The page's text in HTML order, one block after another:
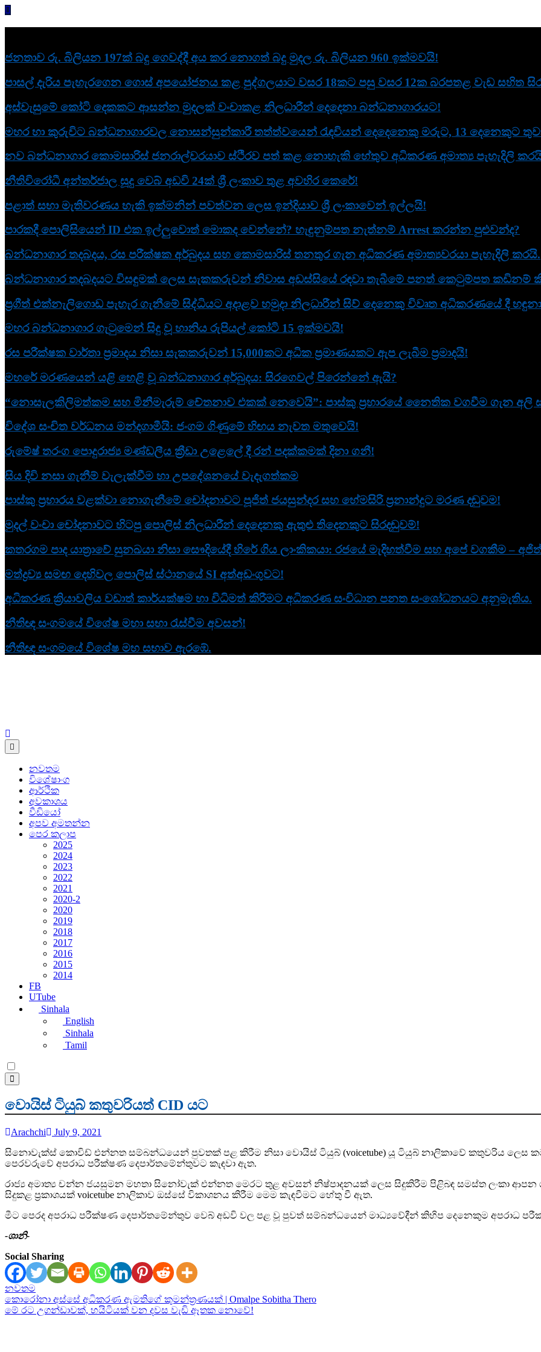
Skip
ජනතාව රු. බිලියන 197ක් බදු ගෙවද්දී අය කර නොගත් බදු මුදල රු. බිලියන 960 ඉක්මවයි!
පාසල් දැරිය පැහැරගෙන ගොස් අපයෝජනය කළ පුද්ගලයාට වසර 18කට පසු වසර 12ක බරපතළ වැඩ සහිත
අස්වැසුමේ කෝටි දෙකකට ආසන්න මුදලක් වංචාකළ නිලධාරීන් දෙදෙනා බන්ධනාගාරයට!
මහර හා කුරුවිට බන්ධනාගාරවල නොසන්සුන්කාරී තත්ත්වයෙන් රැඳවියන් දෙදෙනෙකු මරුට, 13 දෙනෙකුට
නව බන්ධනාගාර කොමසාරිස් ජනරාල්වරයාව ස්ථිරව පත් කළ නොහැකි හේතුව අධිකරණ අමාත්‍ය පැහැදිලි
නීතිවිරෝධී අන්තර්ජාල සූදු වෙබ් අඩවි 24ක් ශ්‍රී ලංකාව තුළ අවහිර කෙරේ!
පළාත් සභා මැතිවරණය හැකි ඉක්මනින් පවත්වන ලෙස ඉන්දියාව ශ්‍රී ලංකාවෙන් ඉල්ලයි!
පාරකදී පොලිසියෙන් ID එක ඉල්ලුවොත් මොකද වෙන්නේ? හැඳුනුම්පත නැත්නම් Arrest කරන්න පුළුවන්ද?
බන්ධනාගාර තදබදය, රස පරීක්ෂක අර්බුදය සහ කොමසාරිස් තනතුර ගැන අධිකරණ අමාත්‍යවරයා පැහැදිලි කරයි.
බන්ධනාගාර තදබදයට විසඳුමක් ලෙස සැකකරුවන් නිවාස අඩස්සියේ රඳවා තැබීමේ පනත් කෙටුම්පත කඩිනම්
ප්‍රගීත් එක්නැලිගොඩ පැහැර ගැනීමේ සිද්ධියට අදාළව හමුදා නිලධාරීන් සිව් දෙනෙකු විවෘත අධි­ක­ර­ණ­යේ දී
මහර බන්ධනාගාර ගැටුමෙන් සිදු වූ හානිය රුපියල් කෝටි 15 ඉක්මවයි!
රස පරීක්ෂක වාර්තා ප්‍රමාදය නිසා සැකකරුවන් 15,000කට අධික ප්‍රමාණයකට ඇප ලැබීම ප්‍රමාදයි!
මහරේ මරණයෙන් යළි හෙළි වූ බන්ධනාගාර අර්බුදය: සිරගෙවල් පිරෙන්නේ ඇයි?
“නොසැලකිලිමත්කම සහ මිනීමැරුම් චේතනාව එකක් නෙවෙයි”: පාස්කු ප්‍රහාරයේ නෛතික වගවීම ගැන අලි
විදේශ සංචිත වර්ධනය මන්දගාමීයි: ජංගම ගිණුමේ හිඟය නැවත මතුවෙයි!
රුමේෂ් තරංග පොදුරාජ්‍ය මණ්ඩලීය ක්‍රීඩා උළෙලේ දී රන් පදක්කමක් දිනා ගනී!
සිය දිවි නසා ගැනීම් වැලැක්වීම හා උපදේශනයේ වැදැගත්කම
පාස්කු ප්‍රහාරය වළක්වා නොගැනීමේ චෝදනාවට පූජිත් ජයසුන්දර සහ හේමසිරි ප්‍රනාන්දුට මරණ දඬුවම!
මුදල් වංචා චෝදනාවට හිටපු පොලිස් නිලධාරීන් දෙදෙනකු ඇතුළු තිදෙනකුට සිරදඬුවම්!
කතරගම පාද යාත්‍රාවේ සුනඛයා නිසා සෞදියේදී හිරේ ගිය ලාංකිකයා: රජයේ මැදිහත්වීම සහ අපේ වගකීම –
මත්ද්‍රව්‍ය සමඟ දෙහිවල පොලිස් ස්ථානයේ SI අත්අඩංගුවට!
අධිකරණ ක්‍රියාවලිය වඩාත් කාර්යක්ෂම හා විධිමත් කිරීමට අධිකරණ සංවිධාන පනත සංශෝධනයට අනුමැතිය.
නීතිඥ සංගමයේ විශේෂ මහා සභා රැස්වීම අවසන්!
නීතිඥ සංගමයේ විශේෂ මහ සභාව ඇරඹේ.
aithiya
Human Rights News
නවතම
විශේෂාංග
ආර්ථික
අවකාශය
වීඩියෝ
අපව අමතන්න
පෙර කලාප
2025
2024
2023
2022
2021
2020-2
2020
2019
2018
2017
2016
2015
2014
FB
UTube
Sinhala
English
Sinhala
Tamil
වොයිස් ටියුබ් කතුවරියත් CID යට
Arachchi
July 9, 2021
සිනොවැක්ස් කොවිඩ් එන්නත සම්බන්ධයෙන් පුවතක් පළ කිරීම නිසා වොයිස් ටියුබ් (voicetube) යූ ටියුබ් නාලිකාවේ කතුවරිය ලෙස
පෙරවරුවේ අපරාධ පරීක්ෂණ දෙපාර්තමේන්තුවට කැඳවා ඇත.
රාජ්‍ය අමාත්‍ය චන්න ජයසුමන මහතා සිනෝවැක් එන්නත මෙරට තුළ අවසන් නිෂ්පාදනයක් ලෙස සිදුකිරීම පිළිබඳ සමස්ත ලංකා ආපන
සිදුකළ ප්‍රකාශයක් voicetube නාලිකාව ඔස්සේ විකාශනය කිරීම මෙම කැඳවීමට හේතු වී ඇත.
මීට පෙරද අපරාධ පරීක්ෂණ දෙපාර්තමේන්තුව වෙබ් අඩවි වල පළ වූ පුවත් සම්බන්ධයෙන් මාධ්‍යවේදීන් කිහිප දෙනෙකුම අපරාධ
-ශානි-
Social Sharing
නවතම
Post
navigation
කොරෝනා අස්සේ අධිකරණ ඇමතිගේ කුමන්ත්‍රණයක් | Omalpe Sobitha Thero
මේ රට උගන්ඩාවක්, හයිටියක් වන දවස වැඩි ඈතක නොවේ!